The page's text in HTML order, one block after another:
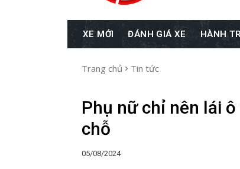
XE MỚI ĐÁNH GIÁ XE HÀNH
Trang chủ Tin tức
Phụ nữ chỉ nên lái
chỗ
05/08/2024